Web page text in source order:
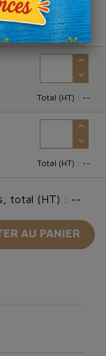
Total (HT) :--
Total (HT) : --
Total (HT) : --
total (HT) : --
AU PANIER